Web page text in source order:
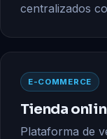
centralizados
E-COMMERCE
Tienda
Plataforma de